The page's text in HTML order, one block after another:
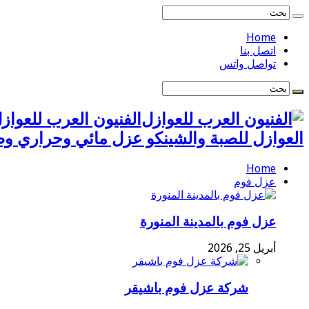
Home
اتصل بنا
تواصل واتس
العوازل للصبة والشينكو عزل مائي وحراري
Home
عزل فوم
عزل فوم بالمدينة المنورة
أبريل 25, 2026
شركة عزل فوم باشيقر